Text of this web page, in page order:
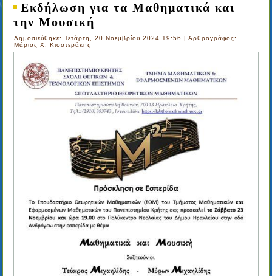
Εκδήλωση για τα Μαθηματικά και
την Μουσική
Δημοσιεύθηκε: Τετάρτη, 20 Νοεμβρίου 2024 19:56|Αρθρογράφος:
Μάριος Χ. Κιοστεράκης